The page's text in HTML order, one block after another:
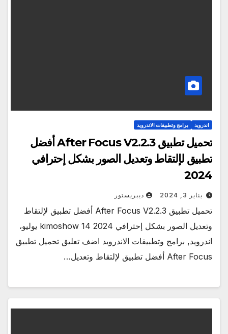
اندرويد برامج وتطبيقات الاندرويد
تحميل تطبيق After Focus V2.2.3 أفضل
تطبيق لإلتقاط وتعديل الصور بشكل إحترافي
2024
يناير 3, 2024 ديبريستور
تحميل تطبيق After Focus V2.2.3 أفضل تطبيق لإلتقاط
وتعديل الصور بشكل إحترافي 2024 kimoshow 14 يوليو،
اندرويد, برامج وتطبيقات الاندرويد اضف تعليق تحميل تطبيق
After Focus أفضل تطبيق لإلتقاط وتعديل…